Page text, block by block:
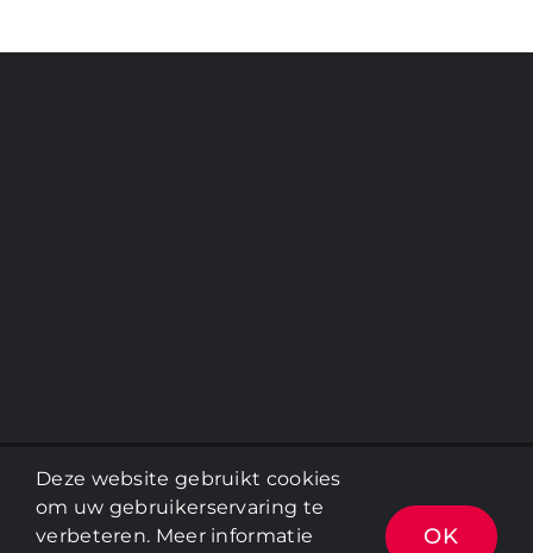
Copyright 2012 - 2022 |Avada Website Builder
ThemeFusion| All Rights Reserved | Powered by
WordPress
Deze website gebruikt cookies
om uw gebruikerservaring te
verbeteren. Meer informatie
OK